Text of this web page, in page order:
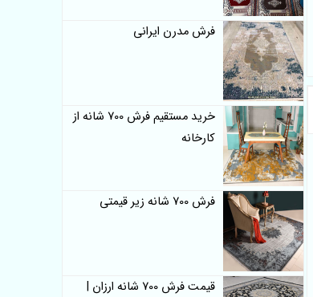
فرش مدرن ایرانی
خرید مستقیم فرش 700 شانه از
کارخانه
فرش 700 شانه زیر قیمتی
قیمت فرش 700 شانه ارزان |